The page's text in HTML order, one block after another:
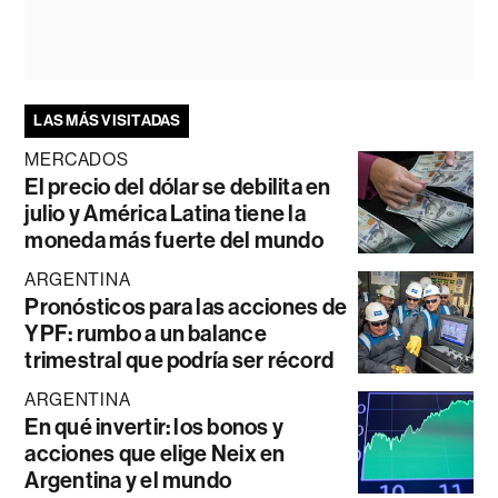
LAS MÁS VISITADAS
MERCADOS
El precio del dólar se debilita en
julio y América Latina tiene la
moneda más fuerte del mundo
ARGENTINA
Pronósticos para las acciones de
YPF: rumbo a un balance
trimestral que podría ser récord
ARGENTINA
En qué invertir: los bonos y
acciones que elige Neix en
Argentina y el mundo